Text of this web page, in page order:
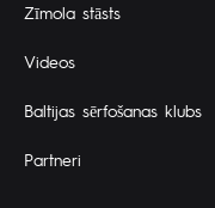
Zīmola stāsts
Videos
Baltijas sērfošanas klubs
Partneri